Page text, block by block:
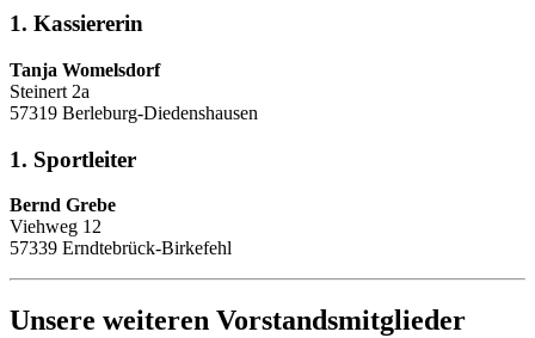
1. Kassiererin
Tanja Womelsdorf
Steinert 2a
57319 Berleburg-Diedenshausen
1. Sportleiter
Bernd Grebe
Viehweg 12
57339 Erndtebrück-Birkefehl
Unsere weiteren Vorstandsmitglieder